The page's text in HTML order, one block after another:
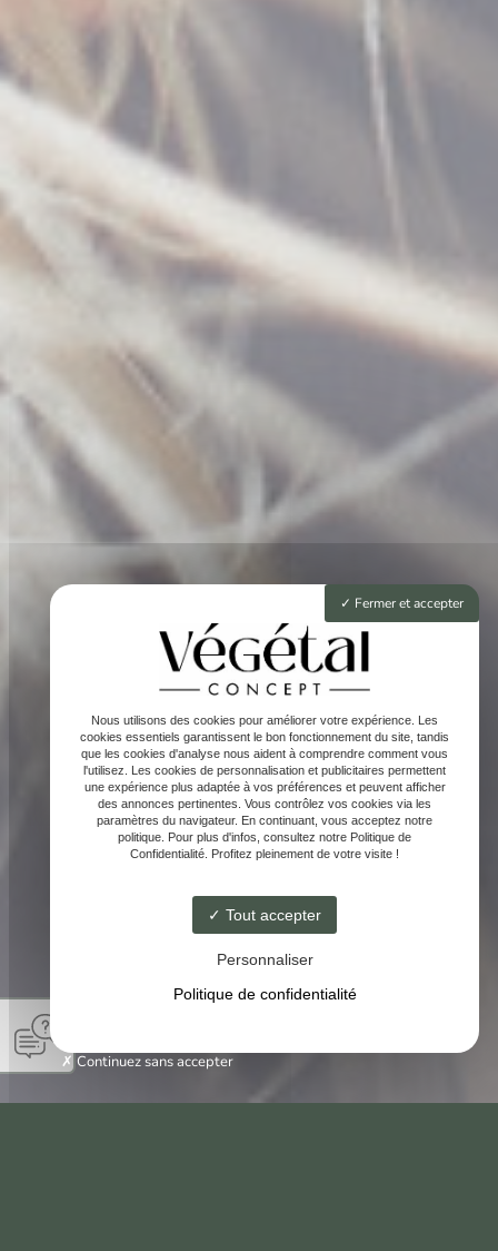
Fermer et accepter
Nous utilisons des cookies pour améliorer votre expérience. Les
cookies essentiels garantissent le bon fonctionnement du site, tandis
que les cookies d'analyse nous aident à comprendre comment vous
l'utilisez. Les cookies de personnalisation et publicitaires permettent
une expérience plus adaptée à vos préférences et peuvent afficher
des annonces pertinentes. Vous contrôlez vos cookies via les
paramètres du navigateur. En continuant, vous acceptez notre
politique. Pour plus d'infos, consultez notre Politique de
Confidentialité. Profitez pleinement de votre visite !
Tout accepter
Personnaliser
Politique de confidentialité
Continuez sans accepter